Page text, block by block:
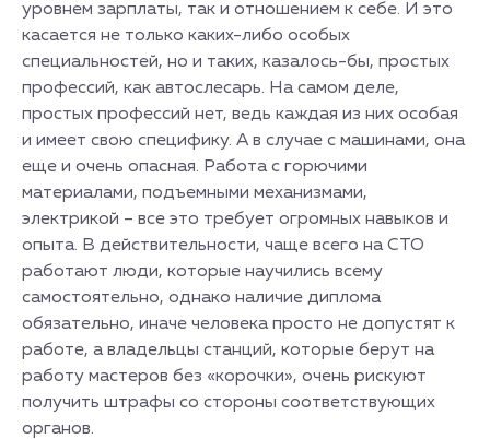
уровнем зарплаты, так и отношением к себе. И это
касается не только каких-либо особых
специальностей, но и таких, казалось-бы, простых
профессий, как автослесарь. На самом деле,
простых профессий нет, ведь каждая из них особая
и имеет свою специфику. А в случае с машинами, она
еще и очень опасная. Работа с горючими
материалами, подъемными механизмами,
электрикой – все это требует огромных навыков и
опыта. В действительности, чаще всего на СТО
работают люди, которые научились всему
самостоятельно, однако наличие диплома
обязательно, иначе человека просто не допустят к
работе, а владельцы станций, которые берут на
работу мастеров без «корочки», очень рискуют
получить штрафы со стороны соответствующих
органов.